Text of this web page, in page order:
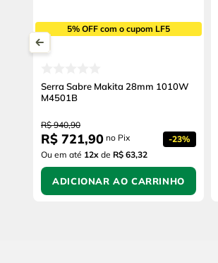
5% OFF com o cupom LF5
Serra Sabre Makita 28mm 1010W
M4501B
R$ 940,90
R$ 721,90 no Pix -23%
Ou em até 12x de R$ 63,32
ADICIONAR AO CARRINHO